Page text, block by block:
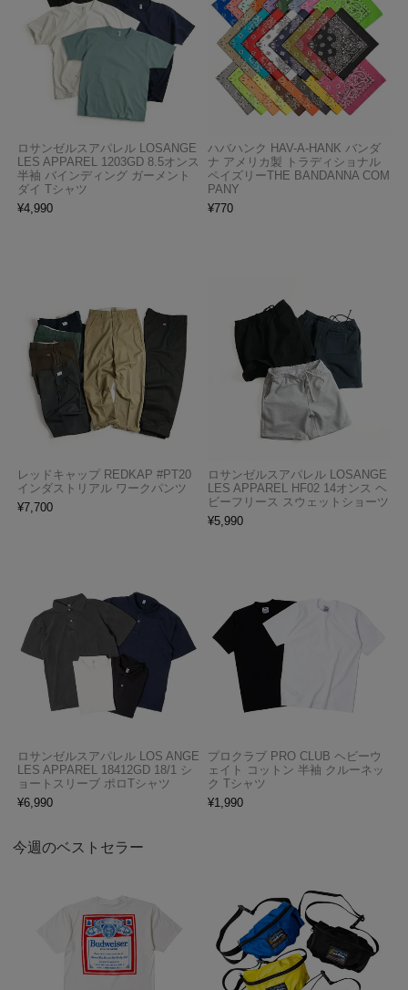
ロサンゼルスアパレル LOSANGE
LES APPAREL 1203GD 8.5オンス
半袖 バインディング ガーメント
ダイ Tシャツ
¥4,990
ハバハンク HAV-A-HANK バンダ
ナ アメリカ製 トラディショナル
ペイズリーTHE BANDANNA COM
PANY
¥770
レッドキャップ REDKAP #PT20
インダストリアル ワークパンツ
¥7,700
ロサンゼルスアパレル LOSANGE
LES APPAREL HF02 14オンス ヘ
ビーフリース スウェットショーツ
¥5,990
ロサンゼルスアパレル LOS ANGE
LES APPAREL 18412GD 18/1 シ
ョートスリーブ ポロTシャツ
¥6,990
プロクラブ PRO CLUB ヘビーウ
ェイト コットン 半袖 クルーネッ
ク Tシャツ
¥1,990
今週のベストセラー